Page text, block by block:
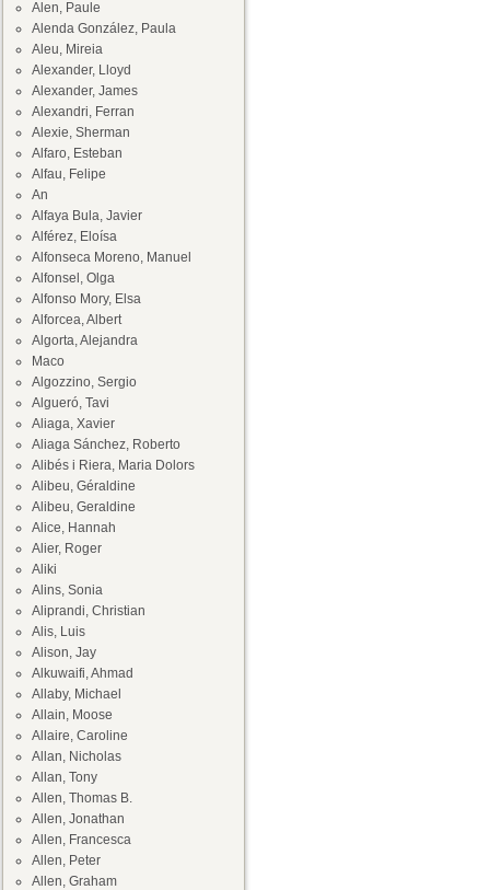
Alen, Paule
Alenda González, Paula
Aleu, Mireia
Alexander, Lloyd
Alexander, James
Alexandri, Ferran
Alexie, Sherman
Alfaro, Esteban
Alfau, Felipe
An
Alfaya Bula, Javier
Alférez, Eloísa
Alfonseca Moreno, Manuel
Alfonsel, Olga
Alfonso Mory, Elsa
Alforcea, Albert
Algorta, Alejandra
Maco
Algozzino, Sergio
Algueró, Tavi
Aliaga, Xavier
Aliaga Sánchez, Roberto
Alibés i Riera, Maria Dolors
Alibeu, Géraldine
Alibeu, Geraldine
Alice, Hannah
Alier, Roger
Aliki
Alins, Sonia
Aliprandi, Christian
Alis, Luis
Alison, Jay
Alkuwaifi, Ahmad
Allaby, Michael
Allain, Moose
Allaire, Caroline
Allan, Nicholas
Allan, Tony
Allen, Thomas B.
Allen, Jonathan
Allen, Francesca
Allen, Peter
Allen, Graham